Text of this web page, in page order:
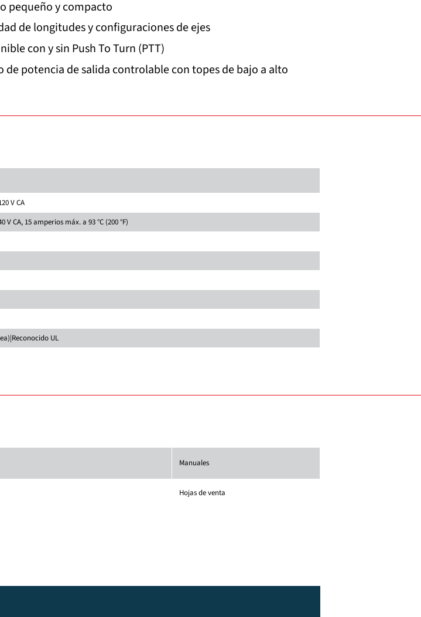
pequeño y compacto
de longitudes y configuraciones de ejes
con y sin Push To Turn (PTT)
de potencia de salida controlable con topes de bajo a alto
V CA
V CA, 15 amperios máx. a 93 °C (200 °F)
UL
Manuales
Hojas de venta